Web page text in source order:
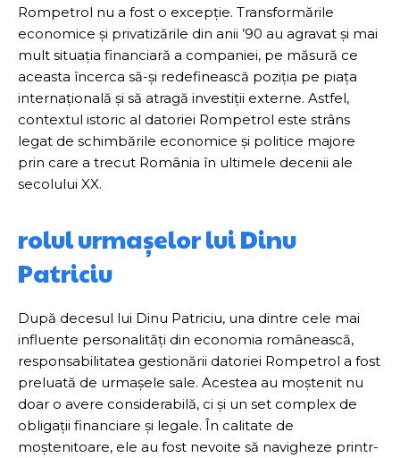
Rompetrol nu a fost o excepție. Transformările
economice și privatizările din anii ’90 au agravat și mai
mult situația financiară a companiei, pe măsură ce
aceasta încerca să-și redefinească poziția pe piața
internațională și să atragă investiții externe. Astfel,
contextul istoric al datoriei Rompetrol este strâns
legat de schimbările economice și politice majore
prin care a trecut România în ultimele decenii ale
secolului XX.
rolul urmașelor lui Dinu
Patriciu
După decesul lui Dinu Patriciu, una dintre cele mai
influente personalități din economia românească,
responsabilitatea gestionării datoriei Rompetrol a fost
preluată de urmașele sale. Acestea au moștenit nu
doar o avere considerabilă, ci și un set complex de
obligații financiare și legale. În calitate de
moștenitoare, ele au fost nevoite să navigheze printr-